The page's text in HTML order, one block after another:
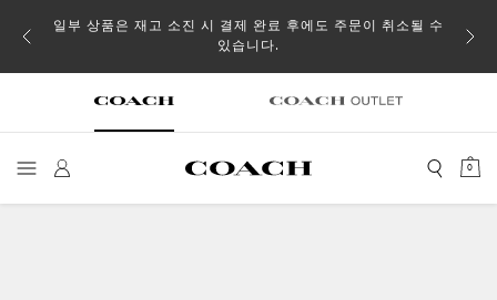
일부 상품은 재고 소진 시 결제 완료 후에도 주문이 취소될 수
있습니다.
0